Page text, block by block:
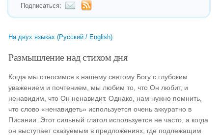
Подписаться:
На двух языках (Русский / English)
Размышление над стихом дня
Когда мы относимся к нашему святому Богу с глубоким
уважением и почтением, мы любим то, что Он любит, и
ненавидим, что Он ненавидит. Однако, нам нужно помнить,
что слово «ненавидеть» используется очень аккуратно в
Писании. Этот сильный глагол используется не часто, а когда
он выступает сказуемым в предложениях, где подлежащим